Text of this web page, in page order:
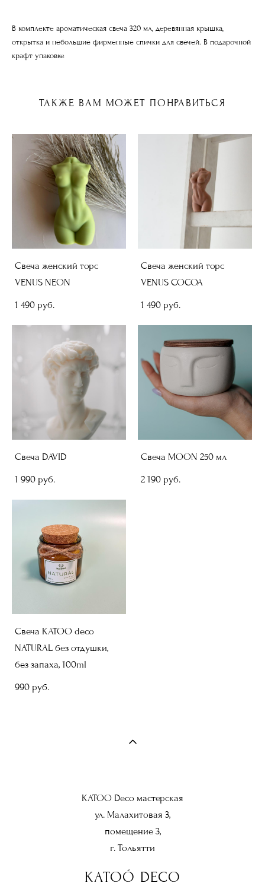
В комплекте ароматическая свеча 320 мл, деревянная крышка,
открытка и небольшие фирменные спички для свечей. В подарочной
крафт упаковке
ТАКЖЕ ВАМ МОЖЕТ ПОНРАВИТЬСЯ
Свеча женский торс
VENUS NEON
1 490 pуб.
Свеча женский торс
VENUS COCOA
1 490 pуб.
Свеча DAVID
1 990 pуб.
Свеча MOON 250 мл
2 190 pуб.
Свеча KATOO deco
NATURAL без отдушки,
без запаха, 100ml
990 pуб.
KATOO Deco мастерская
ул. Малахитовая 3,
помещение 3,
г. Тольятти
KATOÓ DECO